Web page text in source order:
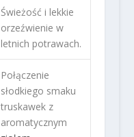
Świeżość i lekkie
orzeźwienie w
letnich potrawach.
Połączenie
słodkiego smaku
truskawek z
aromatycznym